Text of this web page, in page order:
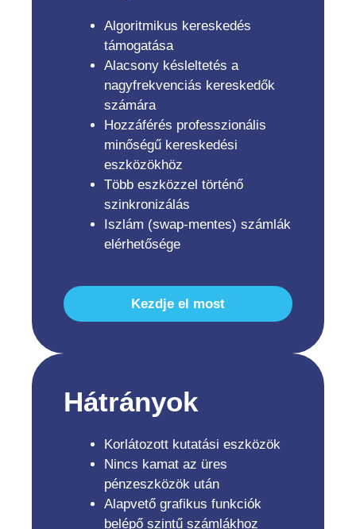
Algoritmikus kereskedés
támogatása
Alacsony késleltetés a
nagyfrekvenciás kereskedők
számára
Hozzáférés professzionális
minőségű kereskedési
eszközökhöz
Több eszközzel történő
szinkronizálás
Iszlám (swap-mentes) számlák
elérhetősége
Kezdje el most
Hátrányok
Korlátozott kutatási eszközök
Nincs kamat az üres
pénzeszközök után
Alapvető grafikus funkciók
belépő szintű számlákhoz